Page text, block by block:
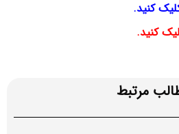
کنید.
کنید.
مرتبط